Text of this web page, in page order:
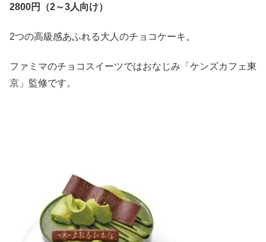
2800円（2～3人向け）
2つの高級感あふれる大人のチョコケーキ。
ファミマのチョコスイーツではおなじみ「ケンズカフェ東
京」監修です。